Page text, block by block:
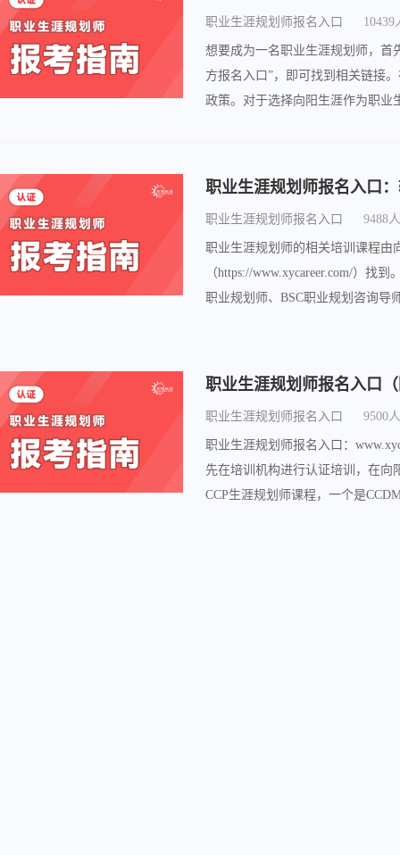
职业生涯规划师报名入口 10439
想要成为一名职业生涯规划师，首
方报名入口”，即可找到相关链接
政策。对于选择向阳生涯作为职业
职业生涯规划师报名入口
职业生涯规划师报名入口 9488
职业生涯规划师的相关培训课程由
（https://www.xycareer.com/）找
职业规划师、BSC职业规划咨询导
职业生涯规划师报名入口
职业生涯规划师报名入口 9500
职业生涯规划师报名入口：
先在培训机构进行认证培训，在向
CCP生涯规划师课程，一个是